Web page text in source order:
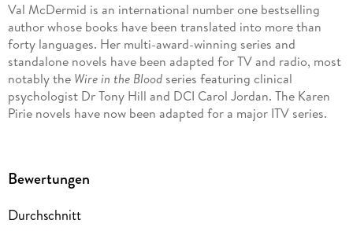
Val McDermid is an international number one bestselling
author whose books have been translated into more than
forty languages. Her multi-award-winning series and
standalone novels have been adapted for TV and radio, most
notably the Wire in the Blood series featuring clinical
psychologist Dr Tony Hill and DCI Carol Jordan. The Karen
Pirie novels have now been adapted for a major ITV series.
Women's Prize for Fiction, the Man Booker Prize and the
honorary doctorates and is an Honorary Fellow of St Hilda's
Bewertungen
Durchschnitt